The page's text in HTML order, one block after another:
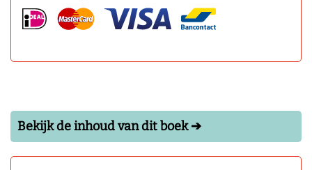
Bekijk de inhoud van dit boek ➔